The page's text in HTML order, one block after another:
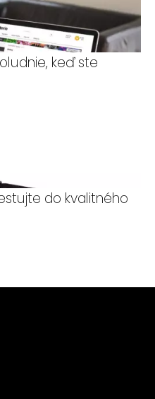
keď ste
do kvalitného